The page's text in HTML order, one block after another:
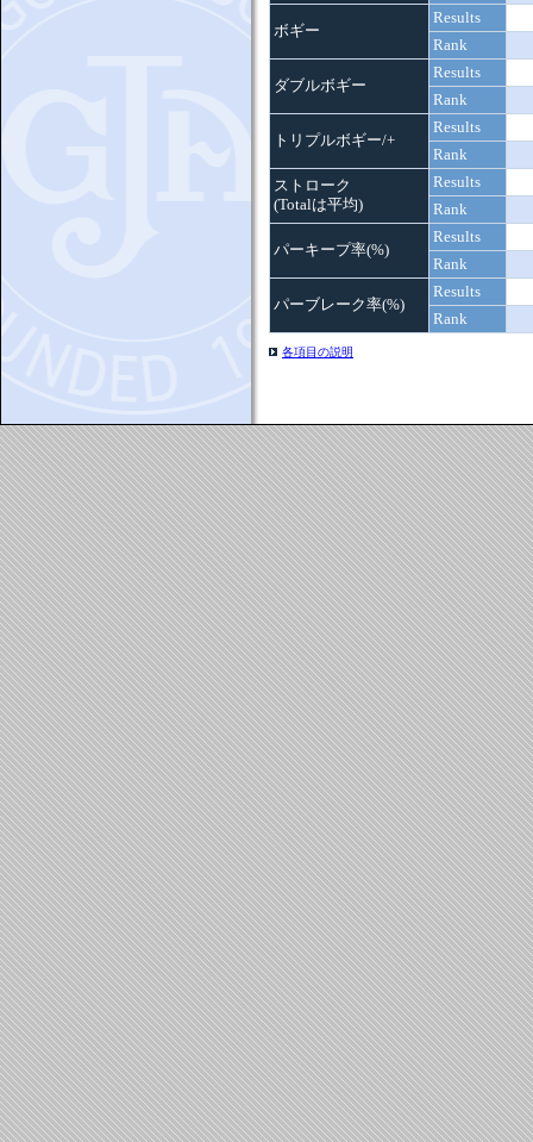
ボギー
Results
Rank
ダブルボギー
Results
Rank
トリプルボギー/+
Results
Rank
ストローク
(Totalは平均)
Results
Rank
パーキープ率(%)
Results
Rank
パーブレーク率(%)
Results
Rank
各項目の説明